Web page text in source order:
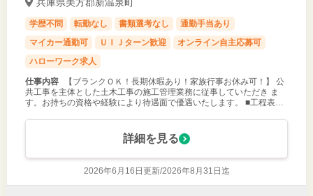
学歴不問 転勤なし 書類選考なし
通勤手当あり
マイカー通勤可
ＵＩＪターン歓迎
オンライン自主応募可
ハローワーク求人
仕事内容
【ブランクＯＫ！長期休暇あり！家族行事お休み可！】 公
共工事を主体とした土木工事の施工管理業務に従事していただき ま
す。お持ちの資格や経験により待遇面で優遇いたします。 ■工程表、
月２件ほどの
詳細を見る
2026年6月16日更新/2026年8月31日迄